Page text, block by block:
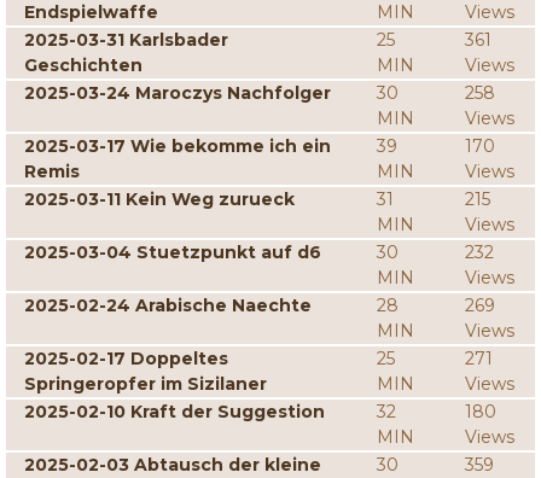
Endspielwaffe
MIN
Views
2025-03-31 Karlsbader
Geschichten
25
MIN
361
Views
2025-03-24 Maroczys Nachfolger
30
MIN
258
Views
2025-03-17 Wie bekomme ich ein
Remis
39
MIN
170
Views
2025-03-11 Kein Weg zurueck
31
MIN
215
Views
2025-03-04 Stuetzpunkt auf d6
30
MIN
232
Views
2025-02-24 Arabische Naechte
28
MIN
269
Views
2025-02-17 Doppeltes
Springeropfer im Sizilaner
25
MIN
271
Views
2025-02-10 Kraft der Suggestion
32
MIN
180
Views
2025-02-03 Abtausch der kleine
30
359